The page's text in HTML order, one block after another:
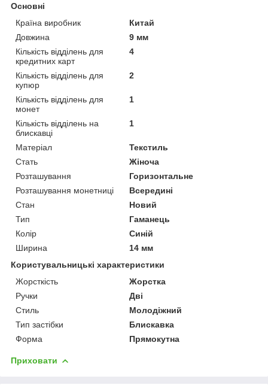
Основні
Країна виробник
Китай
Довжина
9 мм
Кількість відділень для
кредитних карт
4
Кількість відділень для
купюр
2
Кількість відділень для
монет
1
Кількість відділень на
блискавці
1
Матеріал
Текстиль
Стать
Жіноча
Розташування
Горизонтальне
Розташування монетниці
Всередині
Стан
Новий
Тип
Гаманець
Колір
Синій
Ширина
14 мм
Користувальницькі характеристики
Жорсткість
Жорстка
Ручки
Дві
Стиль
Молодіжний
Тип застібки
Блискавка
Форма
Прямокутна
Приховати